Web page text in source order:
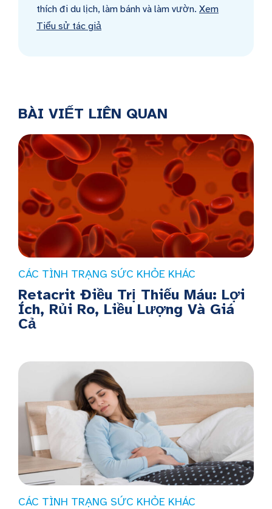
thích đi du lịch, làm bánh và làm vườn. Xem
Tiểu sử tác giả
BÀI VIẾT LIÊN QUAN
CÁC TÌNH TRẠNG SỨC KHỎE KHÁC
Retacrit Điều Trị Thiếu Máu: Lợi
Ích, Rủi Ro, Liều Lượng Và Giá
Cả
CÁC TÌNH TRẠNG SỨC KHỎE KHÁC